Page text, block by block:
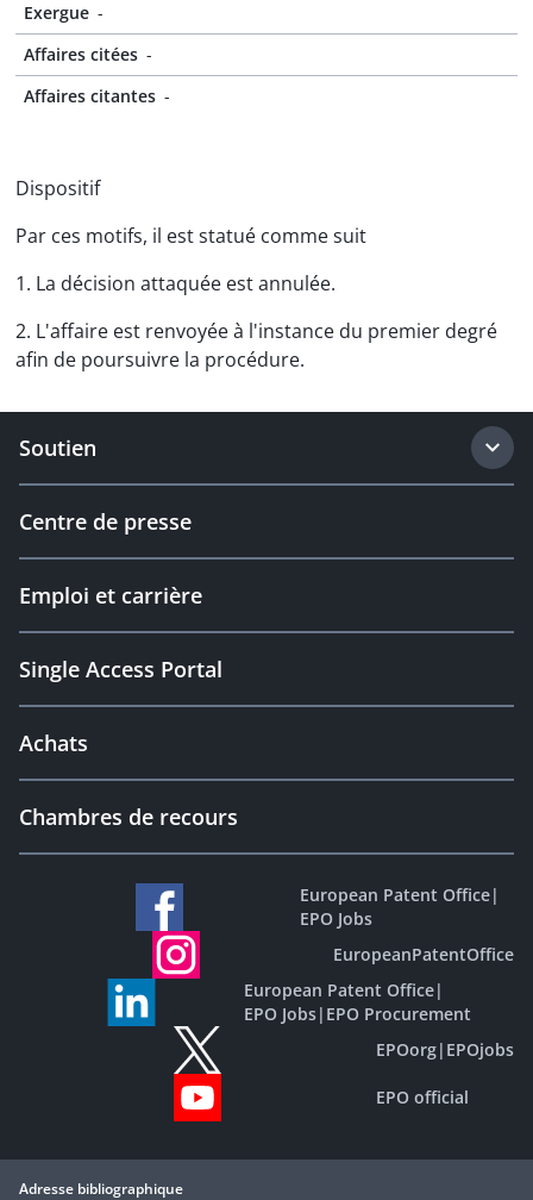
Exergue -
Affaires citées -
Affaires citantes -
Dispositif
Par ces motifs, il est statué comme suit
1. La décision attaquée est annulée.
2. L'affaire est renvoyée à l'instance du premier degré
afin de poursuivre la procédure.
Soutien
Centre de presse
Emploi et carrière
Single Access Portal
Achats
Chambres de recours
European Patent Office|
EPO Jobs
EuropeanPatentOffice
European Patent Office|
EPO Jobs| EPO Procurement
EPOorg| EPOjobs
EPO official
Adresse bibliographique